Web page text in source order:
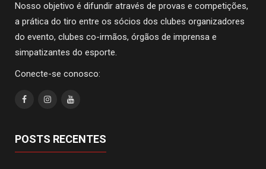
Nosso objetivo é difundir através de provas e competições,
a prática do tiro entre os sócios dos clubes organizadores
do evento, clubes co-irmãos, órgãos de imprensa e
simpatizantes do esporte.
Conecte-se conosco:
POSTS RECENTES